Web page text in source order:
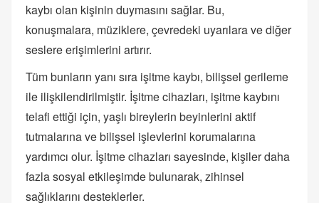
kaybı olan kişinin duymasını sağlar. Bu,
konuşmalara, müziklere, çevredeki uyarılara ve diğer
seslere erişimlerini artırır.
Tüm bunların yanı sıra işitme kaybı, bilişsel gerileme
ile ilişkilendirilmiştir. İşitme cihazları, işitme kaybını
telafi ettiği için, yaşlı bireylerin beyinlerini aktif
tutmalarına ve bilişsel işlevlerini korumalarına
yardımcı olur. İşitme cihazları sayesinde, kişiler daha
fazla sosyal etkileşimde bulunarak, zihinsel
sağlıklarını desteklerler.